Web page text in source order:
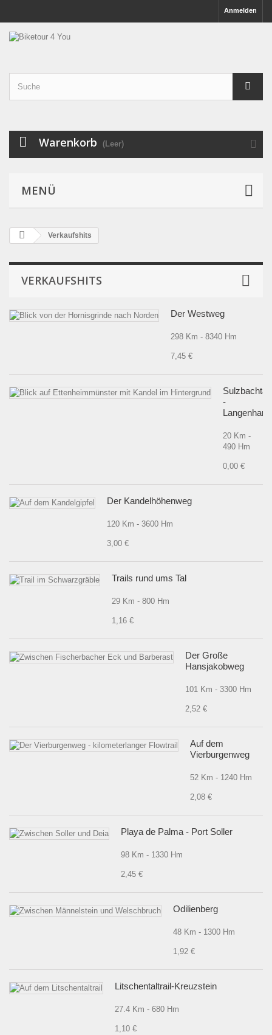
Anmelden
Warenkorb (Leer)
MENÜ
Verkaufshits
VERKAUFSHITS
Der Westweg
298 Km - 8340 Hm
7,45 €
Sulzbachtal
-
Langenhard
20 Km -
490 Hm
0,00 €
Der Kandelhöhenweg
120 Km - 3600 Hm
3,00 €
Trails rund ums Tal
29 Km - 800 Hm
1,16 €
Der Große
Hansjakobweg
101 Km - 3300 Hm
2,52 €
Auf dem
Vierburgenweg
52 Km - 1240 Hm
2,08 €
Playa de Palma - Port Soller
98 Km - 1330 Hm
2,45 €
Odilienberg
48 Km - 1300 Hm
1,92 €
Litschentaltrail-Kreuzstein
27.4 Km - 680 Hm
1,10 €